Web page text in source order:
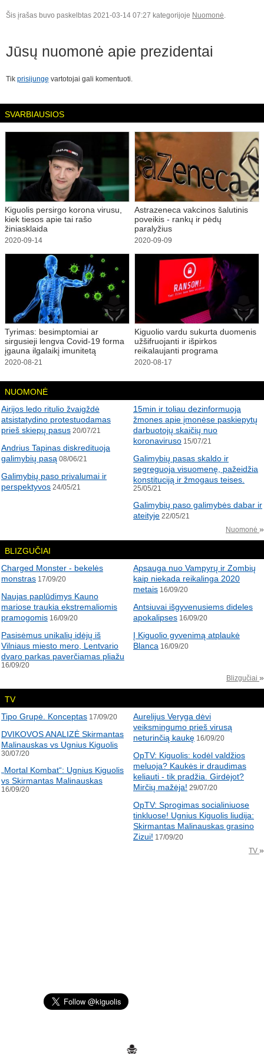
Šis įrašas buvo paskelbtas 2021-03-14 07:27 kategorijoje Nuomonė
Jūsų nuomonė apie prezidentai
Tik prisijungę vartotojai gali komentuoti.
SVARBIAUSIOS
Kiguolis persirgo korona virusu,
kiek tiesos apie tai rašo
žiniasklaida
2020-09-14
Astrazeneca vakcinos šalutinis
poveikis - rankų ir pėdų
paralyžius
2020-09-09
Tyrimas: besimptomiai ar
sirgusieji lengva Covid-19 forma
įgauna ilgalaikį imunitetą
2020-08-21
Kiguolio vardu sukurta duomenis
užšifruojanti ir išpirkos
reikalaujanti programa
2020-08-17
NUOMONĖ
Airijos ledo ritulio žvaigždė
atsistatydino protestuodamas
prieš skiepų pasus 20/07/21
15min ir toliau dezinformuoja
žmones apie įmonėse paskiepytų
darbuotojų skaičių nuo
koronaviruso 15/07/21
Andrius Tapinas diskredituoja
galimybių pasą 08/06/21
Galimybių pasas skaldo ir
segreguoja visuomenę, pažeidžia
konstituciją ir žmogaus teises.
25/05/21
Galimybių paso privalumai ir
perspektyvos 24/05/21
Galimybių paso galimybės dabar ir
ateityje 22/05/21
Nuomonė »
BLIZGUČIAI
Charged Monster - bekelės
monstras 17/09/20
Apsauga nuo Vampyrų ir Zombių
kaip niekada reikalinga 2020
metais 16/09/20
Naujas paplūdimys Kauno
mariose traukia ekstremaliomis
pramogomis 16/09/20
Antsiuvai išgyvenusiems dideles
apokalipses 16/09/20
Pasisėmus unikalių idėjų iš
Vilniaus miesto mero, Lentvario
dvaro parkas paverčiamas pliažu
16/09/20
Į Kiguolio gyvenimą atplaukė
Blanca 16/09/20
Blizgučiai »
TV
Tipo Grupė. Konceptas 17/09/20
Aurelijus Veryga dėvi
veiksmingumo prieš virusą
neturinčią kaukę 16/09/20
DVIKOVOS ANALIZĖ Skirmantas
Malinauskas vs Ugnius Kiguolis
30/07/20
OpTV: Kiguolis: kodėl valdžios
meluoja? Kaukės ir draudimas
keliauti - tik pradžia. Girdėjot?
Mirčių mažėja! 29/07/20
„Mortal Kombat“: Ugnius Kiguolis
vs Skirmantas Malinauskas
16/09/20
OpTV: Sprogimas socialiniuose
tinkluose! Ugnius Kiguolis liudija:
Skirmantas Malinauskas grasino
Zizui! 17/09/20
TV »